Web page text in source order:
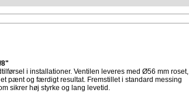
8"
i installationer. Ventilen leveres med Ø56 mm roset,
pænt og færdigt resultat. Fremstillet i standard messing
sikrer høj styrke og lang levetid.